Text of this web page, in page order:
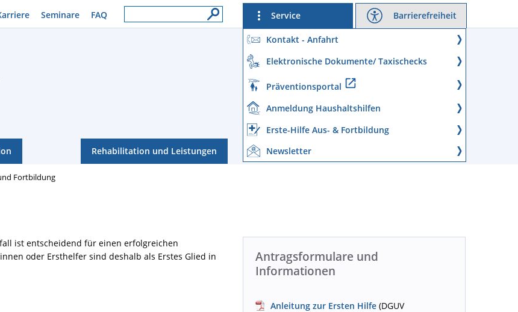
Seminare FAQ Service
Kontakt - Anfahrt
Elektronische Dokumente/ Taxischecks
Präventionsportal
Anmeldung Haushaltshilfen
Erste-Hilfe Aus- & Fortbildung
Newsletter
Barrierefreiheit
Rehabilitation und Leistungen
Fortbildung
ist entscheidend für einen erfolgreichen
oder Ersthelfer sind deshalb als Erstes Glied in
Antragsformulare und
Informationen
Anleitung zur Ersten Hilfe(DGUV